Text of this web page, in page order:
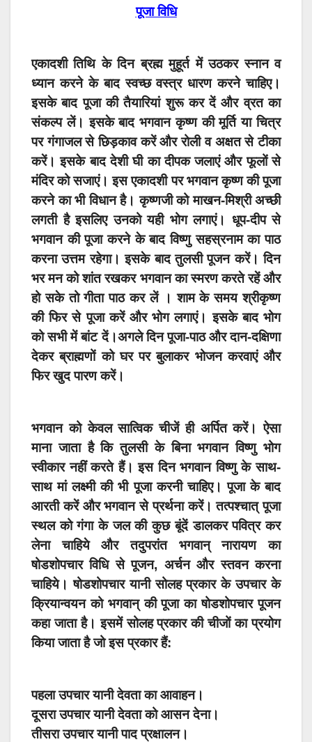
पूजा विधि
एकादशी तिथि के दिन ब्रह्म मुहूर्त में उठकर स्नान व
ध्यान करने के बाद स्वच्छ वस्त्र धारण करने चाहिए।
इसके बाद पूजा की तैयारियां शुरू कर दें और व्रत का
संकल्प लें।इसके बाद भगवान कृष्ण की मूर्ति या चित्र
पर गंगाजल से छिड़काव करें और रोली व अक्षत से टीका
करें। इसके बाद देशी घी का दीपक जलाएं और फूलों से
मंदिर को सजाएं। इस एकादशी पर भगवान कृष्ण की पूजा
करने का भी विधान है। कृष्णजी को माखन-मिश्री अच्छी
लगती है इसलिए उनको यही भोग लगाएं। धूप-दीप से
भगवान की पूजा करने के बाद विष्णु सहस्रनाम का पाठ
करना उत्तम रहेगा। इसके बाद तुलसी पूजन करें। दिन
भर मन को शांत रखकर भगवान का स्मरण करते रहें और
हो सके तो गीता पाठ कर लें । शाम के समय श्रीकृष्ण
की फिर से पूजा करें और भोग लगाएं। इसके बाद भोग
को सभी में बांट दें।अगले दिन पूजा-पाठ और दान-दक्षिणा
देकर ब्राह्मणों को घर पर बुलाकर भोजन करवाएं और
फिर खुद पारण करें।
भगवान को केवल सात्विक चीजें ही अर्पित करें। ऐसा
माना जाता है कि तुलसी के बिना भगवान विष्णु भोग
स्वीकार नहीं करते हैं। इस दिन भगवान विष्णु के साथ-
साथ मां लक्ष्मी की भी पूजा करनी चाहिए। पूजा के बाद
आरती करें और भगवान से प्रर्थना करें। तत्पश्चात् पूजा
स्थल को गंगा के जल की कुछ बूंदें डालकर पवित्र कर
लेना चाहिये और तदुपरांत भगवान् नारायण का
षोडशोपचार विधि से पूजन, अर्चन और स्तवन करना
चाहिये। षोडशोपचार यानी सोलह प्रकार के उपचार के
क्रियान्वयन को भगवान् की पूजा का षोडशोपचार पूजन
कहा जाता है। इसमें सोलह प्रकार की चीजों का प्रयोग
किया जाता है जो इस प्रकार हैं:
पहला उपचार यानी देवता का आवाहन।
दूसरा उपचार यानी देवता को आसन देना।
तीसरा उपचार यानी पाद प्रक्षालन।